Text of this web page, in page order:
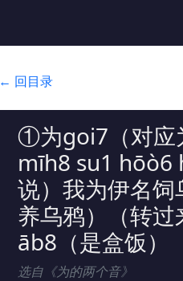
← 回目录
①为goi7（对应
mīh8 su1 hōò6
说）我为伊名
养乌鸦）（转
āb8（是盒饭）
选自《为的两个音》